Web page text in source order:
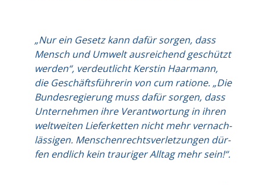
„Nur ein Gesetz kann dafür sor­gen, dass
Mensch und Umwelt aus­rei­chend geschützt
wer­den“, ver­deut­licht Kers­tin Haar­mann,
die Geschäfts­füh­re­rin von cum ratio­ne. „Die
Bun­des­re­gie­rung muss dafür sor­gen, dass
Unter­neh­men ihre Ver­ant­wor­tung in ihren
welt­wei­ten Lie­fer­ket­ten nicht mehr ver­nach­
läs­si­gen. Men­schen­rechts­ver­let­zun­gen dür­
fen end­lich kein trau­ri­ger All­tag mehr sein!“.